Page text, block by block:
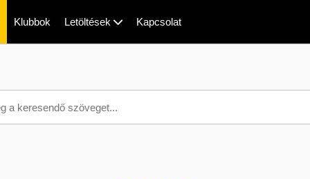
Klubbok Letöltések Kapcsolat